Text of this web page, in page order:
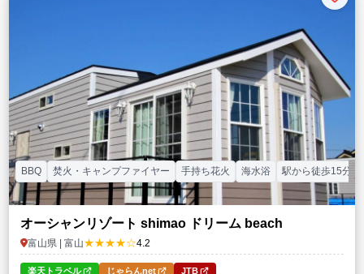
オーシャンリゾート shimao ドリーム beach
富山県 | 富山★★★★☆4.2
BBQ 焚火・キャンプファイヤー 手持ち花火 海水浴 駅から徒歩15分以
楽天トラベル じゃらんnet JTB